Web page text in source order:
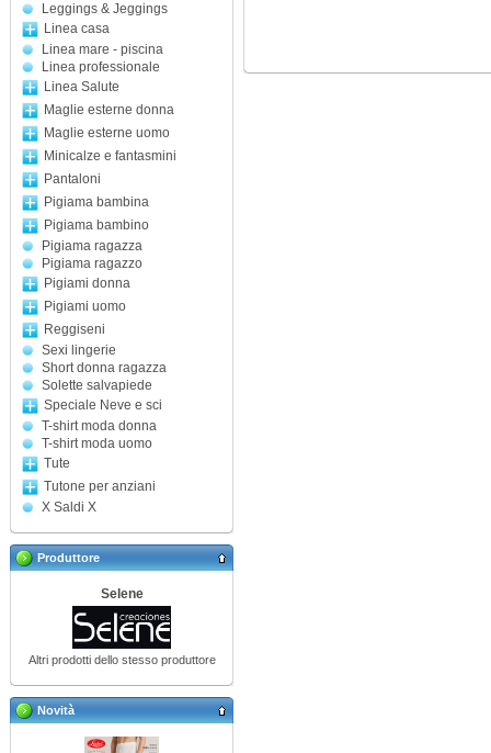
Leggings & Jeggings
Linea casa
Linea mare - piscina
Linea professionale
Linea Salute
Maglie esterne donna
Maglie esterne uomo
Minicalze e fantasmini
Pantaloni
Pigiama bambina
Pigiama bambino
Pigiama ragazza
Pigiama ragazzo
Pigiami donna
Pigiami uomo
Reggiseni
Sexi lingerie
Short donna ragazza
Solette salvapiede
Speciale Neve e sci
T-shirt moda donna
T-shirt moda uomo
Tute
Tutone per anziani
X Saldi X
Produttore
Selene
Altri prodotti dello stesso produttore
Novità